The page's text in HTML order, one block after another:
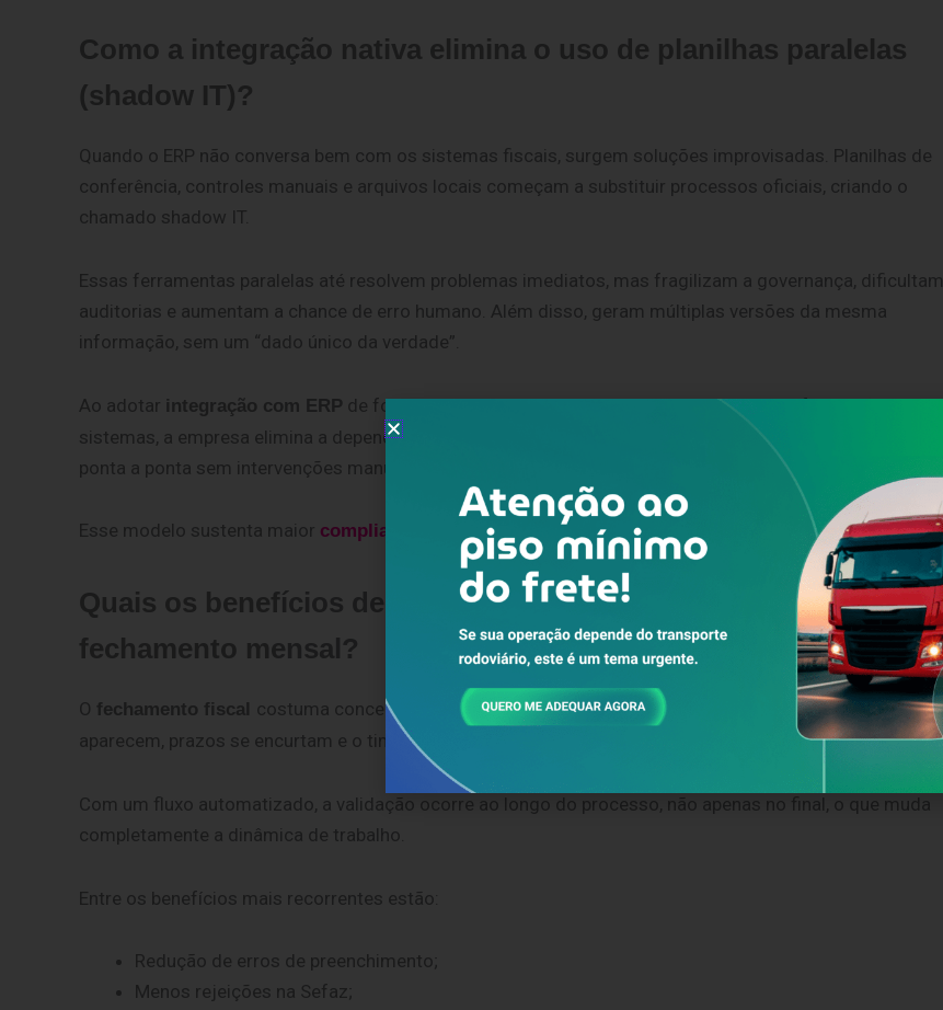
Como a integração nativa elimina o uso de planilhas paralelas
(shadow IT)?
Quando o ERP não conversa bem com os sistemas fiscais, surgem soluções improvisadas. Planilhas de
conferência, controles manuais e arquivos locais começam a substituir processos oficiais, criando o
chamado shadow IT.
Essas ferramentas paralelas até resolvem problemas imediatos, mas fragilizam a governança, dificultam
auditorias e aumentam a chance de erro humano. Além disso, geram múltiplas versões da mesma
informação, sem um “dado único da verdade”.
Ao adotar integração com ERP de forma nativa e automatizada, com troca direta de informações entre
sistemas, a empresa elimina a dependência de controles externos e garante que os dados fluam de
ponta a ponta sem intervenções manuais.
Esse modelo sustenta maior compliance de transporte e reduz riscos operacionais
Quais os benefícios de um fluxo de dados automatizado para o
fechamento mensal?
O fechamento fiscal costuma concentrar a maior pressão do mês – e é quando inconsistências
aparecem, prazos se encurtam e o time precisa conciliar grandes volumes de documentos.
Com um fluxo automatizado, a validação ocorre ao longo do processo, não apenas no final, o que muda
completamente a dinâmica de trabalho.
Entre os benefícios mais recorrentes estão:
Redução de erros de preenchimento;
Menos rejeições na Sefaz;